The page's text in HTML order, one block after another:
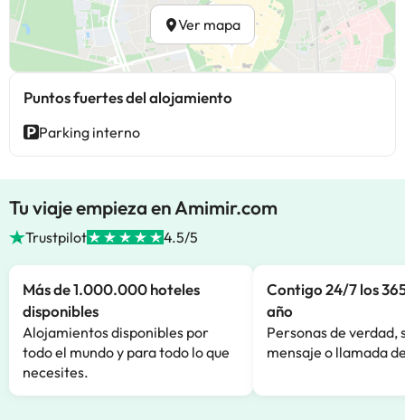
Ver mapa
Puntos fuertes del alojamiento
Parking interno
Tu viaje empieza en Amimir.com
Trustpilot 4.5/5
Más de 1.000.000 hoteles
disponibles
Alojamientos disponibles por
todo el mundo y para todo lo que
necesites.
Contigo 24/7 los
año
Personas de verdad,
mensaje o llamada